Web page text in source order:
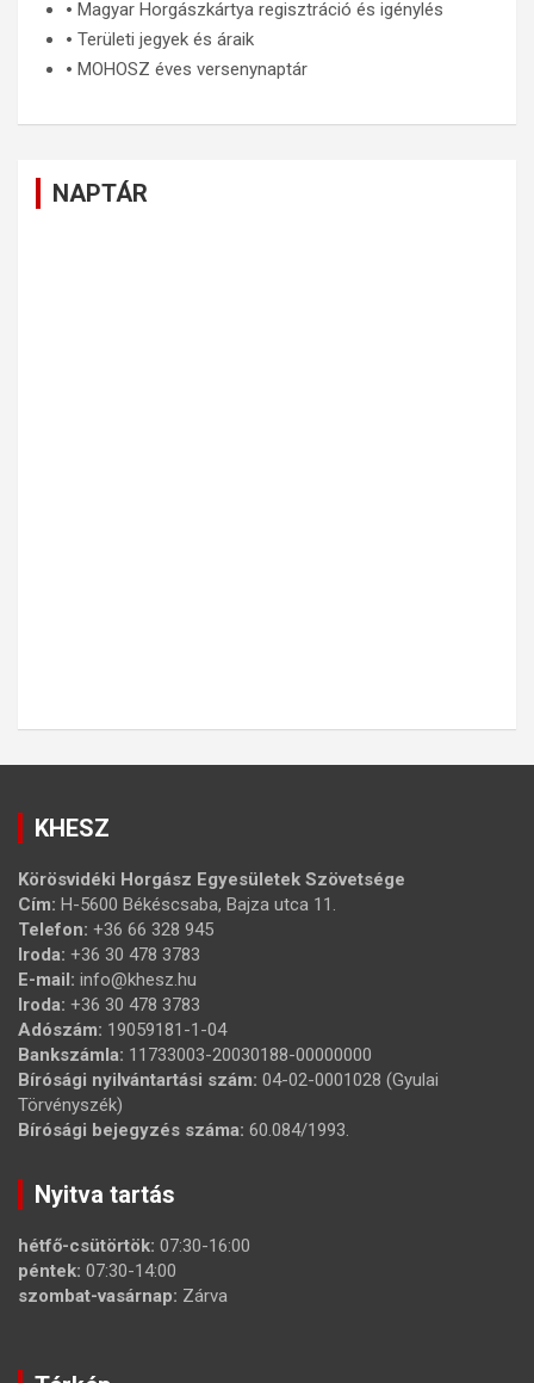
🞄 Magyar Horgászkártya regisztráció és igénylés
🞄 Területi jegyek és áraik
🞄 MOHOSZ éves versenynaptár
NAPTÁR
KHESZ
Körösvidéki Horgász Egyesületek Szövetsége
Cím: H-5600 Békéscsaba, Bajza utca 11.
Telefon: +36 66 328 945
Iroda: +36 30 478 3783
E-mail: info@khesz.hu
Iroda: +36 30 478 3783
Adószám: 19059181-1-04
Bankszámla: 11733003-20030188-00000000
Bírósági nyilvántartási szám: 04-02-0001028 (Gyulai
Törvényszék)
Bírósági bejegyzés száma: 60.084/1993.
Nyitva tartás
hétfő-csütörtök: 07:30-16:00
péntek: 07:30-14:00
szombat-vasárnap: Zárva